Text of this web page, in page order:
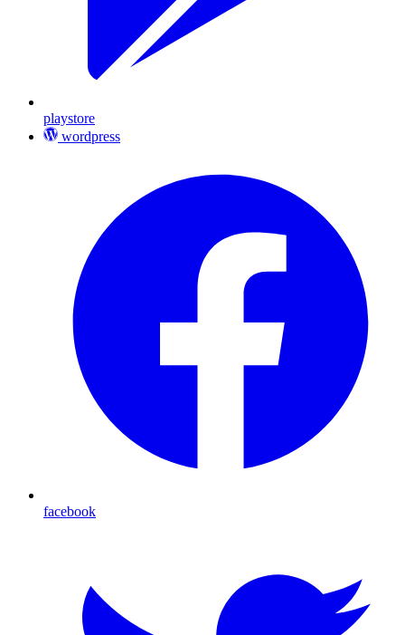
playstore
wordpress
facebook